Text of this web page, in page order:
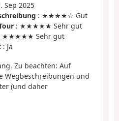
Sep 2025
: ★★★★☆ Gut
: ★★★★★ Sehr gut
★★★★★ Sehr gut
: Ja
Zu beachten: Auf
Wegbeschreibungen und
(und daher